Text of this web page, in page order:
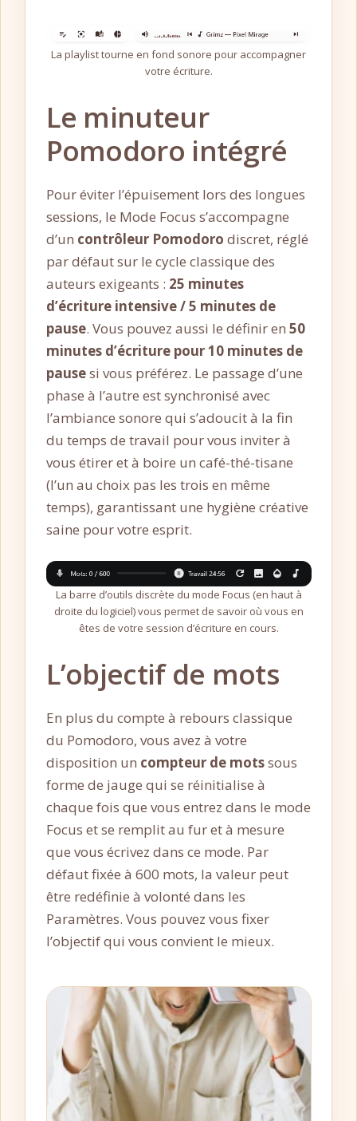
La playlist tourne en fond sonore pour accompagner
votre écriture.
Le minuteur
Pomodoro intégré
Pour éviter l’épuisement lors des longues
sessions, le Mode Focus s’accompagne
d’un contrôleur Pomodoro discret, réglé
par défaut sur le cycle classique des
auteurs exigeants : 25 minutes
d’écriture intensive / 5 minutes de
pause. Vous pouvez aussi le définir en 50
minutes d’écriture pour 10 minutes de
pausesi vous préférez. Le passage d’une
phase à l’autre est synchronisé avec
l’ambiance sonore qui s’adoucit à la fin
du temps de travail pour vous inviter à
vous étirer et à boire un café-thé-tisane
(l’un au choix pas les trois en même
temps), garantissant une hygiène créative
saine pour votre esprit.
La barre d’outils discrète du mode Focus (en haut à
droite du logiciel) vous permet de savoir où vous en
êtes de votre session d’écriture en cours.
L’objectif de mots
En plus du compte à rebours classique
du Pomodoro, vous avez à votre
disposition un compteur de motssous
forme de jauge qui se réinitialise à
chaque fois que vous entrez dans le mode
Focus et se remplit au fur et à mesure
que vous écrivez dans ce mode. Par
défaut fixée à 600 mots, la valeur peut
être redéfinie à volonté dans les
Paramètres. Vous pouvez vous fixer
l’objectif qui vous convient le mieux.